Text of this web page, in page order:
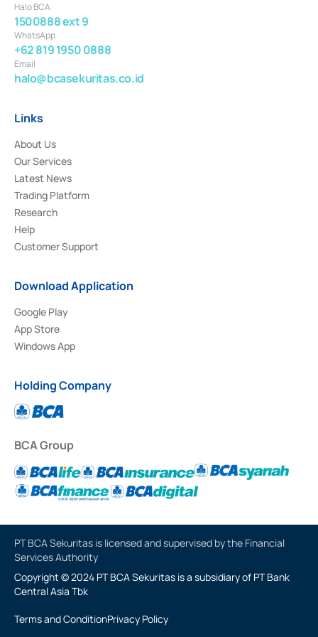
Halo BCA
1500888 ext 9
WhatsApp
+62 819 1950 0888
Email
halo@bcasekuritas.co.id
Links
About Us
Our Services
Latest News
Trading Platform
Research
Help
Customer Support
Download Application
Google Play
App Store
Windows App
Holding Company
BCA Group
PT BCA Sekuritas is licensed and supervised by the Financial
Services Authority
Copyright © 2024 PT BCA Sekuritas is a subsidiary of PT Bank
Central Asia Tbk
Terms and ConditionPrivacy Policy